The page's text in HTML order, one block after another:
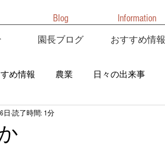
園長ブログ おすすめ情報
Information
Blog
め情報 農業 日々の出来事
日 読了時間: 1分